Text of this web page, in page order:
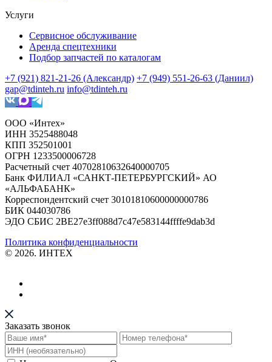
Услуги
Сервисное обслуживание
Аренда спецтехники
Подбор запчастей по каталогам
+7 (921) 821-21-26 (Александр) +7 (949) 551-26-63 (Даниил)
gap@tdinteh.ru info@tdinteh.ru
ООО «Интех»
ИНН 3525488048
КПП 352501001
ОГРН 1233500006728
Расчетный счет 40702810632640000705
Банк ФИЛИАЛ «САНКТ-ПЕТЕРБУРГСКИЙ» АО
«АЛЬФАБАНК»
Корреспондентский счет 30101810600000000786
БИК 044030786
ЭДО СБИС 2BE27e3ff088d7c47e583144ffffe9dab3d
Политика конфиденциальности
© 2026. ИНТЕХ
Заказать звонок